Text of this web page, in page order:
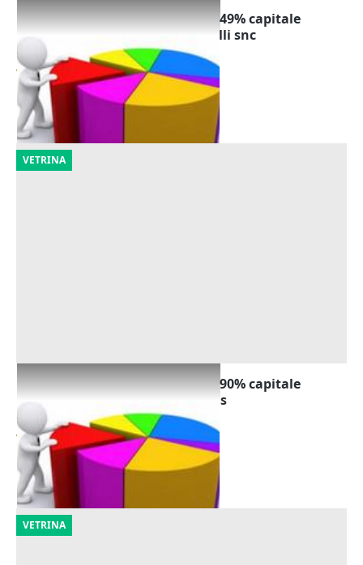
Cessione quota partecipazione 49% capitale
sociale Azienda Agraria Falcinelli snc
Monte Castello di Vibio (Perugia)
Offerta minima
4.135 €
22/10/2026
VETRINA
Cessione quota partecipazione 90% capitale
sociale Piandoro Costruzioni sas
Monte Castello di Vibio (Perugia)
Offerta minima
422 €
22/10/2026
VETRINA